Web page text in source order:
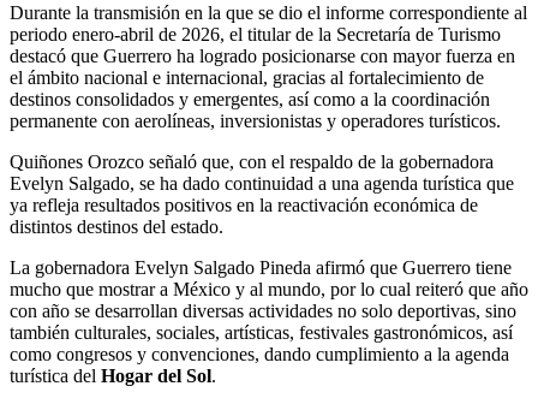
Durante la transmisión en la que se dio el informe correspondiente al
periodo enero-abril de 2026, el titular de la Secretaría de Turismo
destacó que Guerrero ha logrado posicionarse con mayor fuerza en
el ámbito nacional e internacional, gracias al fortalecimiento de
destinos consolidados y emergentes, así como a la coordinación
permanente con aerolíneas, inversionistas y operadores turísticos.
Quiñones Orozco señaló que, con el respaldo de la gobernadora
Evelyn Salgado, se ha dado continuidad a una agenda turística que
ya refleja resultados positivos en la reactivación económica de
distintos destinos del estado.
La gobernadora Evelyn Salgado Pineda afirmó que Guerrero tiene
mucho que mostrar a México y al mundo, por lo cual reiteró que año
con año se desarrollan diversas actividades no solo deportivas, sino
también culturales, sociales, artísticas, festivales gastronómicos, así
como congresos y convenciones, dando cumplimiento a la agenda
turística del Hogar del Sol.